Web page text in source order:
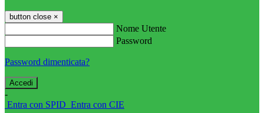
button close ×
Nome Utente
Password
Password dimenticata?
-
Entra con SPID Entra con CIE